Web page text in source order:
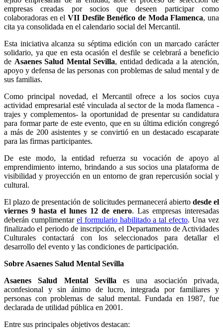
empresas creadas por socios que deseen participar como
colaboradoras en el VII Desfile Benéfico de Moda Flamenca, una
cita ya consolidada en el calendario social del Mercantil.
Esta iniciativa alcanza su séptima edición con un marcado carácter
solidario, ya que en esta ocasión el desfile se celebrará a beneficio
de Asaenes Salud Mental Sevilla, entidad dedicada a la atención,
apoyo y defensa de las personas con problemas de salud mental y de
sus familias.
Como principal novedad, el Mercantil ofrece a los socios cuya
actividad empresarial esté vinculada al sector de la moda flamenca -
trajes y complementos- la oportunidad de presentar su candidatura
para formar parte de este evento, que en su última edición congregó
a más de 200 asistentes y se convirtió en un destacado escaparate
para las firmas participantes.
De este modo, la entidad refuerza su vocación de apoyo al
emprendimiento interno, brindando a sus socios una plataforma de
visibilidad y proyección en un entorno de gran repercusión social y
cultural.
El plazo de presentación de solicitudes permanecerá abierto desde el
viernes 9 hasta el lunes 12 de enero. Las empresas interesadas
deberán cumplimentar el formulario habilitado a tal efecto. Una vez
finalizado el periodo de inscripción, el Departamento de Actividades
Culturales contactará con los seleccionados para detallar el
desarrollo del evento y las condiciones de participación.
Sobre Asaenes Salud Mental Sevilla
Asaenes Salud Mental Sevilla es una asociación privada,
aconfesional y sin ánimo de lucro, integrada por familiares y
personas con problemas de salud mental. Fundada en 1987, fue
declarada de utilidad pública en 2001.
Entre sus principales objetivos destacan: